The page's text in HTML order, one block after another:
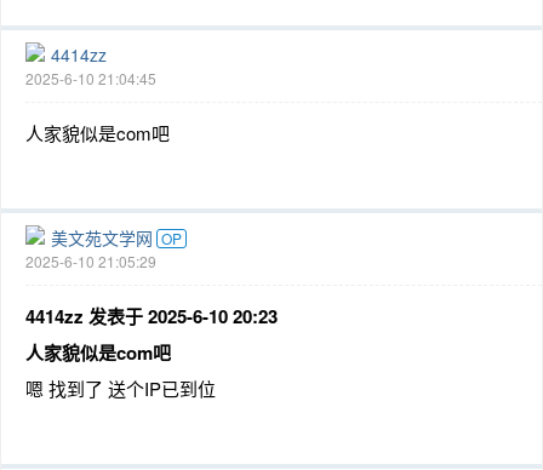
4414zz
2025-6-10 21:04:45
人家貌似是com吧
美文苑文学网 OP
2025-6-10 21:05:29
4414zz 发表于 2025-6-10 20:23
人家貌似是com吧
嗯 找到了 送个IP已到位